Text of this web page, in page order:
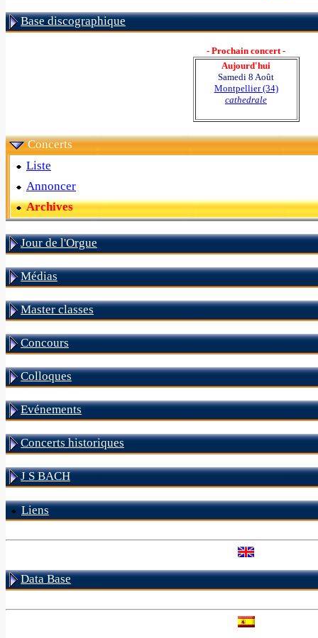
Base discographique
- Prochain concert -
Aujourd'hui
Samedi 8 Août
Montpellier (34)
cathedrale
Concerts
Liste
Annoncer
Archives
Jour de l'Orgue
Médias
Master classes
Concours
Colloques
Evénements
Concerts historiques
J S BACH
Liens
Data Base